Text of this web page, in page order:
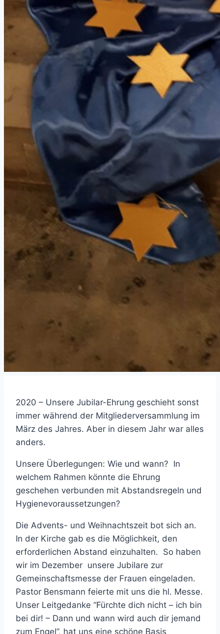
2020 – Unsere Jubilar-Ehrung geschieht sonst
immer während der Mitgliederversammlung im
März des Jahres. Aber in diesem Jahr war alles
anders.
Unsere Überlegungen: Wie und wann? In
welchem Rahmen könnte die Ehrung
geschehen verbunden mit Abstandsregeln und
Hygienevoraussetzungen?
Die Advents- und Weihnachtszeit bot sich an.
In der Kirche gab es die Möglichkeit, den
erforderlichen Abstand einzuhalten. So haben
wir im Dezember unsere Jubilare zur
Gemeinschaftsmesse der Frauen eingeladen.
Pastor Bensmann feierte mit uns die hl. Messe.
Unser Leitgedanke “Fürchte dich nicht – ich bin
bei dir! – Dann und wann wird auch dir jemand
zum Engel”, hat uns eine schöne Basis